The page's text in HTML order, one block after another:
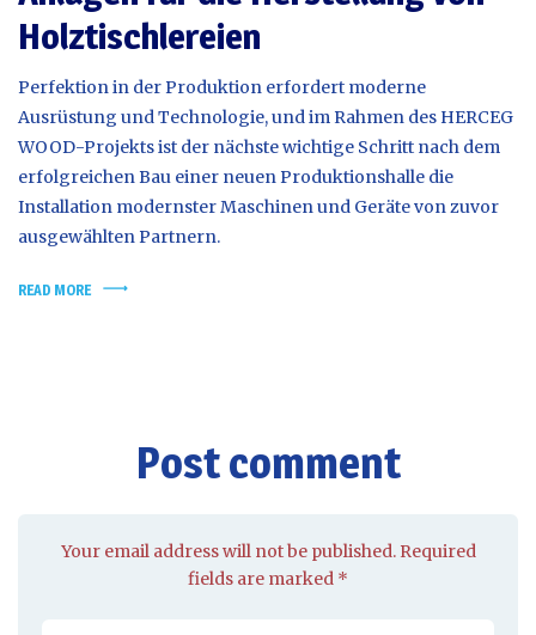
Holztischlereien
Perfektion in der Produktion erfordert moderne
Ausrüstung und Technologie, und im Rahmen des HERCEG
WOOD-Projekts ist der nächste wichtige Schritt nach dem
erfolgreichen Bau einer neuen Produktionshalle die
Installation modernster Maschinen und Geräte von zuvor
ausgewählten Partnern.
READ MORE
Post comment
Your email address will not be published. Required
fields are marked *